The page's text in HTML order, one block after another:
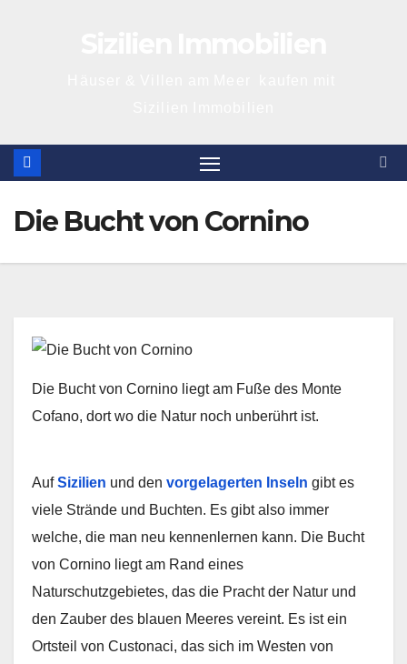
Die Bucht von Cornino
Die Bucht von Cornino liegt am Fuße des Monte
Cofano, dort wo die Natur noch unberührt ist.
AufSizilien und den vorgelagerten Inseln gibt es
viele Strände und Buchten. Es gibt also immer
welche, die man neu kennenlernen kann. Die Bucht
von Cornino liegt am Rand eines
Naturschutzgebietes, das die Pracht der Natur und
den Zauber des blauen Meeres vereint. Es ist ein
Ortsteil von Custonaci, das sich im Westen von